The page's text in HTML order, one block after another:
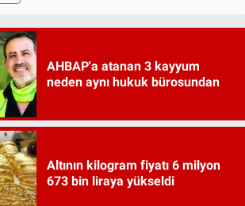
AHBAP'a atanan 3 kayyum
neden aynı hukuk bürosundan
Altının kilogram fiyatı 6 milyon
673 bin liraya yükseldi